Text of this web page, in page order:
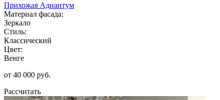
Прихожая Адиантум
Материал фасада:
Зеркало
Стиль:
Классический
Цвет:
Венге
от 40 000 руб.
Рассчитать